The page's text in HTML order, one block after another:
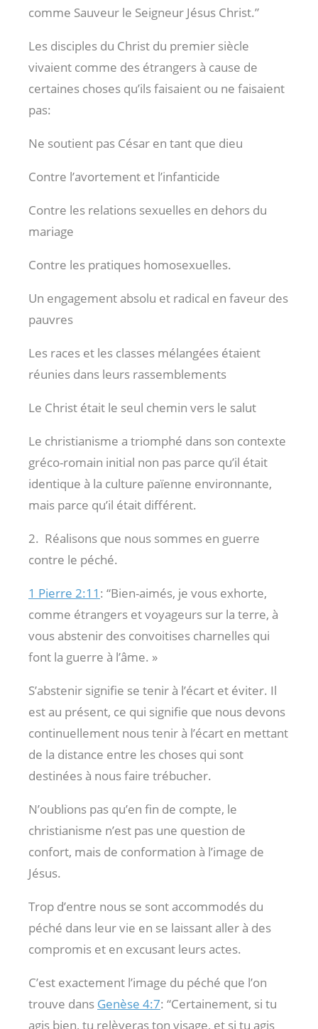
comme Sauveur le Seigneur Jésus Christ.”
Les disciples du Christ du premier siècle
vivaient comme des étrangers à cause de
certaines choses qu’ils faisaient ou ne faisaient
pas:
Ne soutient pas César en tant que dieu
Contre l’avortement et l’infanticide
Contre les relations sexuelles en dehors du
mariage
Contre les pratiques homosexuelles.
Un engagement absolu et radical en faveur des
pauvres
Les races et les classes mélangées étaient
réunies dans leurs rassemblements
Le Christ était le seul chemin vers le salut
Le christianisme a triomphé dans son contexte
gréco-romain initial non pas parce qu’il était
identique à la culture païenne environnante,
mais parce qu’il était différent.
2. Réalisons que nous sommes en guerre
contre le péché.
1 Pierre 2:11 : “Bien-aimés, je vous exhorte,
comme étrangers et voyageurs sur la terre, à
vous abstenir des convoitises charnelles qui
font la guerre à l’âme. »
S’abstenir signifie se tenir à l’écart et éviter. Il
est au présent, ce qui signifie que nous devons
continuellement nous tenir à l’écart en mettant
de la distance entre les choses qui sont
destinées à nous faire trébucher.
N’oublions pas qu’en fin de compte, le
christianisme n’est pas une question de
confort, mais de conformation à l’image de
Jésus.
Trop d’entre nous se sont accommodés du
péché dans leur vie en se laissant aller à des
compromis et en excusant leurs actes.
C’est exactement l’image du péché que l’on
trouve dans Genèse 4:7: “Certainement, si tu
agis bien, tu relèveras ton visage, et si tu agis